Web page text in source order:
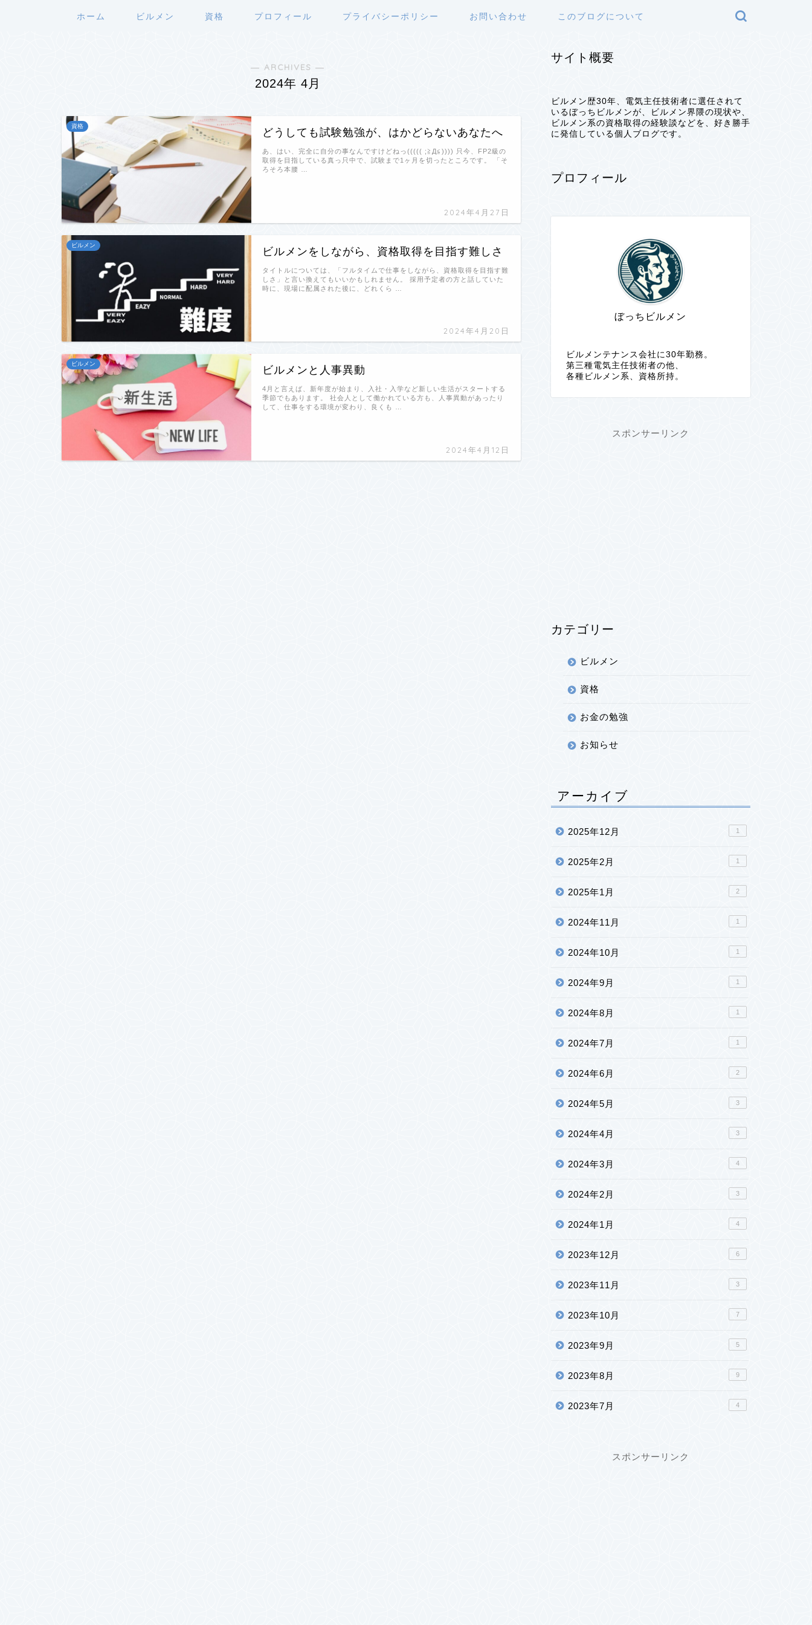
ホーム ビルメン 資格 プロフィール プライバシーポリシー お問い合わせ このブログについて
― ARCHIVES ―
2024年 4月
資格
どうしても試験勉強が、はかどらないあなたへ
2024年4月27日
あ、はい、完全に自分の事なんですけどねっ((((( ;≧Д≦)))) 只今、FP2級の
取得を目指している真っ只中で、試験まで1ヶ月を切ったところです。 「そ
ろそろ本腰 …
ビルメン
ビルメンをしながら、資格取得を目指す難しさ
2024年4月20日
タイトルについては、「フルタイムで仕事をしながら、資格取得を目指す難
しさ」と言い換えてもいいかもしれません。 採用予定者の方と話していた
時に、現場に配属された後に、どれくら …
ビルメン
ビルメンと人事異動
2024年4月12日
4月と言えば、新年度が始まり、入社・入学など新しい生活がスタートする
季節でもあります。 社会人として働かれている方も、人事異動があったり
して、仕事をする環境が変わり、良くも …
サイト概要
ビルメン歴30年、電気主任技術者に選任されて
いるぼっちビルメンが、ビルメン界隈の現状や、
ビルメン系の資格取得の経験談などを、好き勝手
に発信している個人ブログです。
プロフィール
ぼっちビルメン
ビルメンテナンス会社に30年勤務。
第三種電気主任技術者の他、
各種ビルメン系、資格所持。
スポンサーリンク
カテゴリー
ビルメン
資格
お金の勉強
お知らせ
アーカイブ
2025年12月 1
2025年2月 1
2025年1月 2
2024年11月 1
2024年10月 1
2024年9月 1
2024年8月 1
2024年7月 1
2024年6月 2
2024年5月 3
2024年4月 3
2024年3月 4
2024年2月 3
2024年1月 4
2023年12月 6
2023年11月 3
2023年10月 7
2023年9月 5
2023年8月 9
2023年7月 4
スポンサーリンク